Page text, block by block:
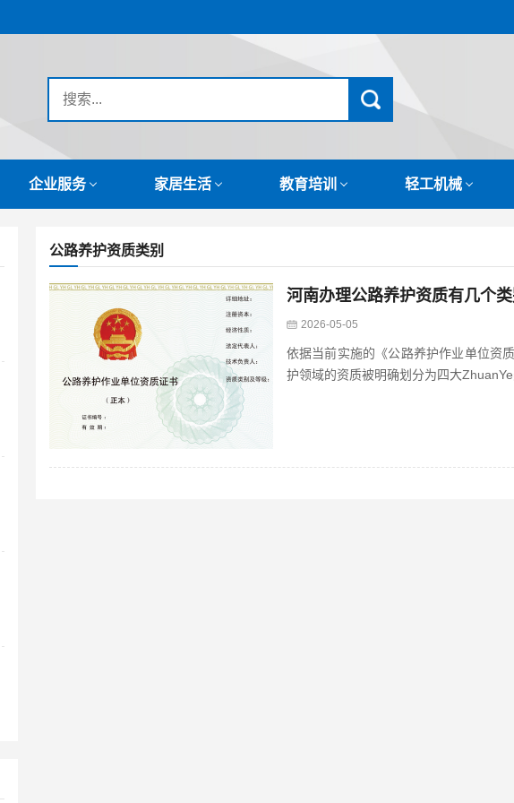
企业服务 家居生活 教育培训 轻工机械
公路养护资质类别
河南办理公路养护资质有几个
2026-05-05
依据当前实施的《公路养护作业单位资
护领域的资质被明确划分为四大